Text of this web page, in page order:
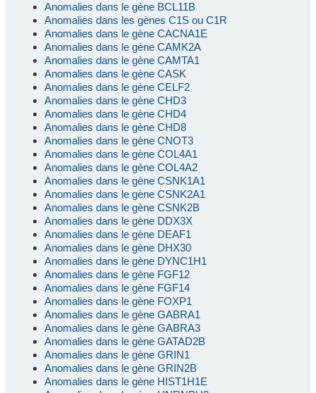
Anomalies dans le gène BCL11B
Anomalies dans les gènes C1S ou C1R
Anomalies dans le gène CACNA1E
Anomalies dans le gène CAMK2A
Anomalies dans le gène CAMTA1
Anomalies dans le gène CASK
Anomalies dans le gène CELF2
Anomalies dans le gène CHD3
Anomalies dans le gène CHD4
Anomalies dans le gène CHD8
Anomalies dans le gène CNOT3
Anomalies dans le gène COL4A1
Anomalies dans le gène COL4A2
Anomalies dans le gène CSNK1A1
Anomalies dans le gène CSNK2A1
Anomalies dans le gène CSNK2B
Anomalies dans le gène DDX3X
Anomalies dans le gène DEAF1
Anomalies dans le gène DHX30
Anomalies dans le gène DYNC1H1
Anomalies dans le gène FGF12
Anomalies dans le gène FGF14
Anomalies dans le gène FOXP1
Anomalies dans le gène GABRA1
Anomalies dans le gène GABRA3
Anomalies dans le gène GATAD2B
Anomalies dans le gène GRIN1
Anomalies dans le gène GRIN2B
Anomalies dans le gène HIST1H1E